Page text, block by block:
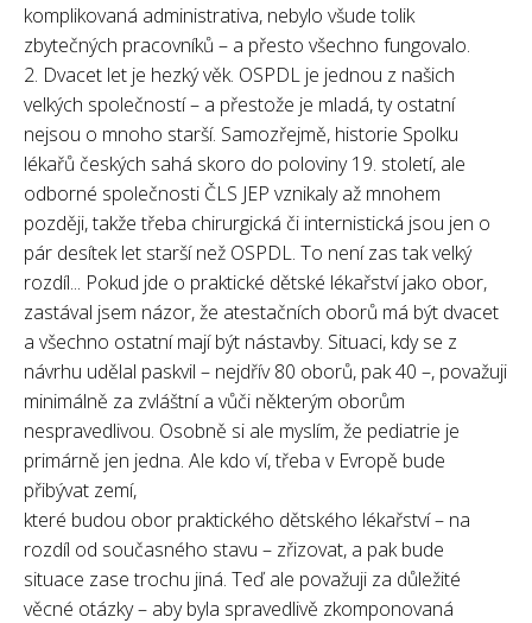
komplikovaná administrativa, nebylo všude tolik
zbytečných pracovníků – a přesto všechno fungovalo.
2. Dvacet let je hezký věk. OSPDL je jednou z našich
velkých společností – a přestože je mladá, ty ostatní
nejsou o mnoho starší. Samozřejmě, historie Spolku
lékařů českých sahá skoro do poloviny 19. století, ale
odborné společnosti ČLS JEP vznikaly až mnohem
později, takže třeba chirurgická či internistická jsou jen o
pár desítek let starší než OSPDL. To není zas tak velký
rozdíl... Pokud jde o praktické dětské lékařství jako obor,
zastával jsem názor, že atestačních oborů má být dvacet
a všechno ostatní mají být nástavby. Situaci, kdy se z
návrhu udělal paskvil – nejdřív 80 oborů, pak 40 –, považuji
minimálně za zvláštní a vůči některým oborům
nespravedlivou. Osobně si ale myslím, že pediatrie je
primárně jen jedna. Ale kdo ví, třeba v Evropě bude
přibývat zemí,
které budou obor praktického dětského lékařství – na
rozdíl od současného stavu – zřizovat, a pak bude
situace zase trochu jiná. Teď ale považuji za důležité
věcné otázky – aby byla spravedlivě zkomponovaná